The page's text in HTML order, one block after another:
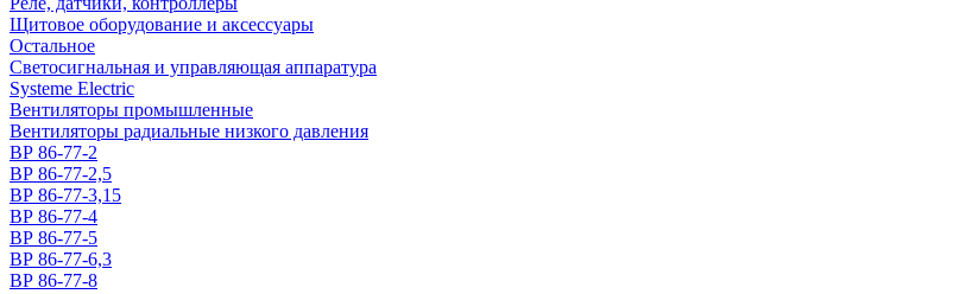
Щитовое оборудование и аксессуары
Остальное
Светосигнальная и управляющая аппаратура
Systeme Electric
Вентиляторы промышленные
Вентиляторы радиальные низкого давления
ВР 86-77-2
ВР 86-77-2,5
ВР 86-77-3,15
ВР 86-77-4
ВР 86-77-5
ВР 86-77-6,3
ВР 86-77-8